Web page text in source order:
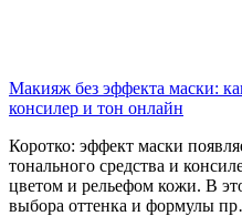
Макияж без эффекта маски:
консилер и тон онлайн
Коротко: эффект маски
тонального средства и
цветом и рельефом кожи. В
выбора оттенка и формулы